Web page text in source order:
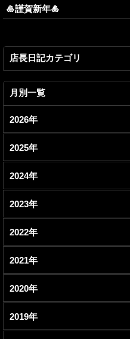
🎍謹賀新年🎍
店長日記カテゴリ
月別一覧
2026年
2月 (1)
2025年
7月 (1)
2024年
7月 (1)
2023年
10月 (1)
7月 (1)
3月 (1)
2月 (1)
2022年
11月 (1)
9月 (1)
5月 (1)
2021年
12月 (1)
10月 (1)
2020年
11月 (1)
2019年